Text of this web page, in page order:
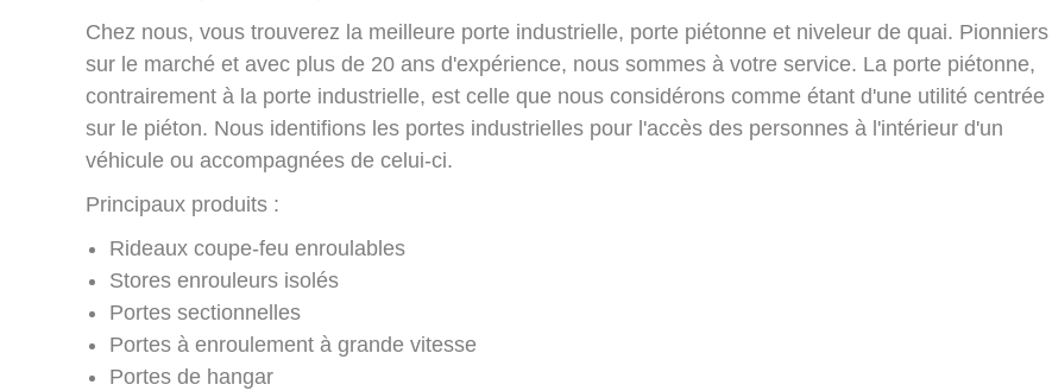
Chez nous, vous trouverez la meilleure porte industrielle, porte piétonne et niveleur de quai. Pionniers
sur le marché et avec plus de 20 ans d'expérience, nous sommes à votre service. La porte piétonne,
contrairement à la porte industrielle, est celle que nous considérons comme étant d'une utilité centrée
sur le piéton. Nous identifions les portes industrielles pour l'accès des personnes à l'intérieur d'un
véhicule ou accompagnées de celui-ci.
Principaux produits :
Rideaux coupe-feu enroulables
Stores enrouleurs isolés
Portes sectionnelles
Portes à enroulement à grande vitesse
Portes de hangar